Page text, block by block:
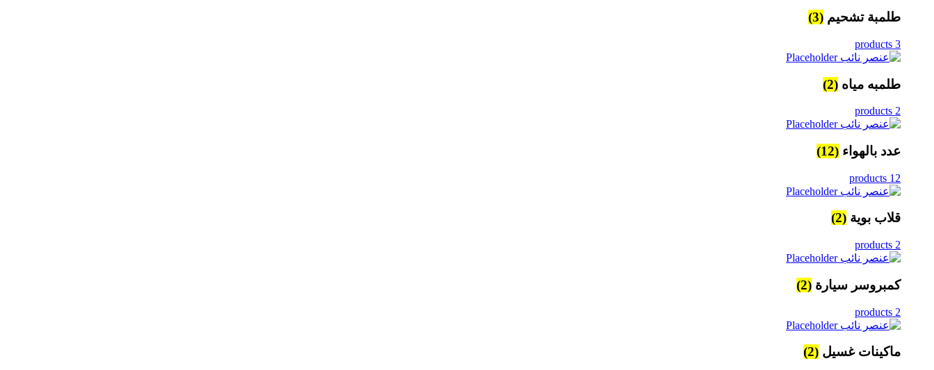
طلمبة تشحيم (3)
3 products
طلمبه مياه (2)
2 products
عدد بالهواء (12)
12 products
قلاب بوية (2)
2 products
كمبروسر سيارة (2)
2 products
ماكينات غسيل (2)